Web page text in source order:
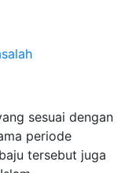
sesuai dengan
periode
tersebut juga